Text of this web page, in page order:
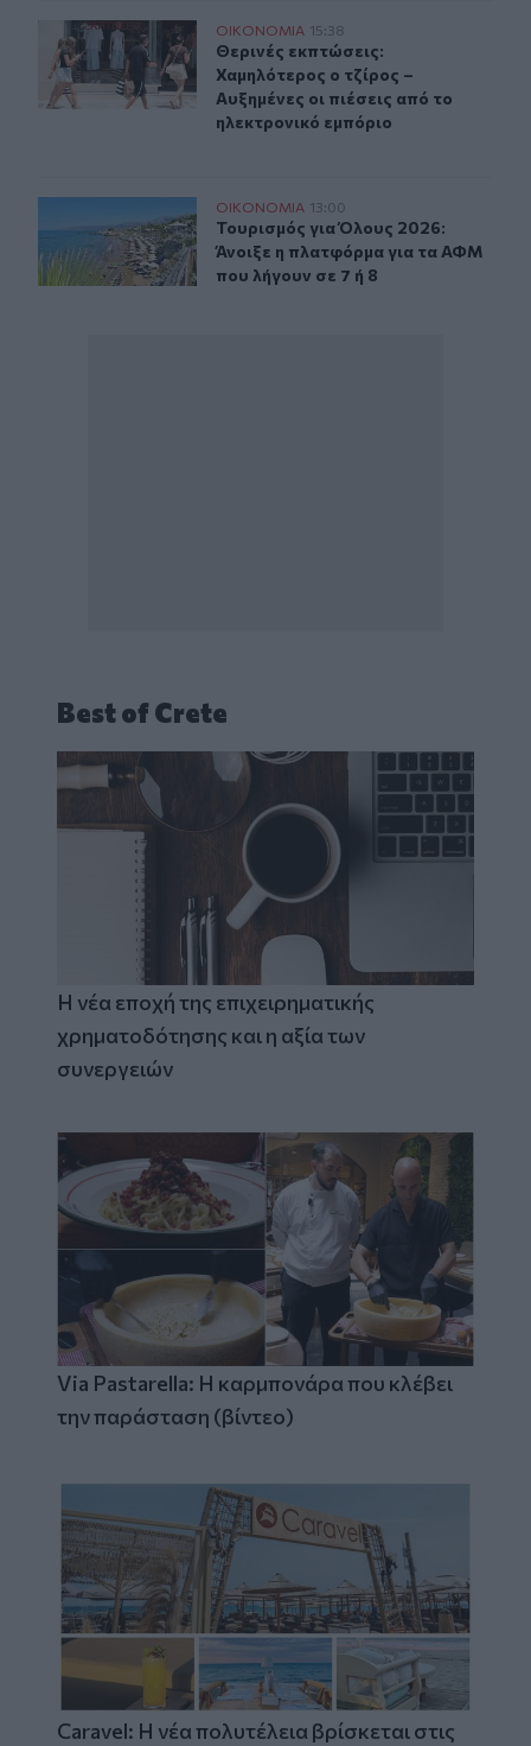
Θερινές εκπτώσεις: Χαμηλότερος ο τζίρος – Αυξημένες
ΟΙΚΟΝΟΜΙΑ 15:38
Θερινές εκπτώσεις: Χαμηλότερος ο
Θερινές εκπτώσεις:
Χαμηλότερος ο τζίρος –
Αυξημένες οι πιέσεις από το
ηλεκτρονικό εμπόριο
Τουρισμός για Όλους 2026: Άνοιξε η πλατφόρμα για
ΟΙΚΟΝΟΜΙΑ 13:00
Τουρισμός για Όλους 2026:
Τουρισμός για Όλους 2026:
Άνοιξε η πλατφόρμα για τα ΑΦΜ
που λήγουν σε 7 ή 8
Best of Crete
Η νέα εποχή της επιχειρηματικής
χρηματοδότησης και η αξία των
συνεργειών
Via Pastarella: Η καρμπονάρα που κλέβει
την παράσταση (βίντεο)
Caravel: Η νέα πολυτέλεια βρίσκεται στις